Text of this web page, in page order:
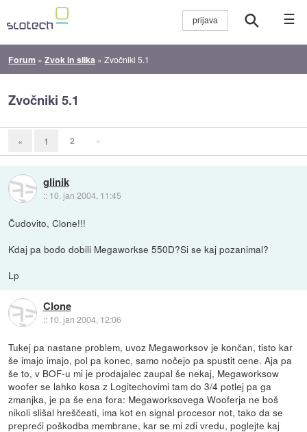
☰
Forum »Zvok in slika »Zvočniki 5.1
Zvočniki 5.1
« 1 2 »
glinik
:: 10. jan 2004, 11:45
Čudovito, Clone!!!
Kdaj pa bodo dobili Megaworkse 550D?Si se kaj pozanimal?
Lp
Clone
:: 10. jan 2004, 12:06
Tukej pa nastane problem, uvoz Megaworksov je končan, tisto kar
še imajo imajo, pol pa konec, samo nočejo pa spustit cene. Aja pa
še to, v BOF-u mi je prodajalec zaupal še nekaj, Megaworksow
woofer se lahko kosa z Logitechovimi tam do 3/4 potlej pa ga
zmanjka, je pa še ena fora: Megaworksovega Wooferja ne boš
nikoli slišal hreščeati, ima kot en signal procesor not, tako da se
prepreći poškodba membrane, kar se mi zdi vredu, poglejte kaj